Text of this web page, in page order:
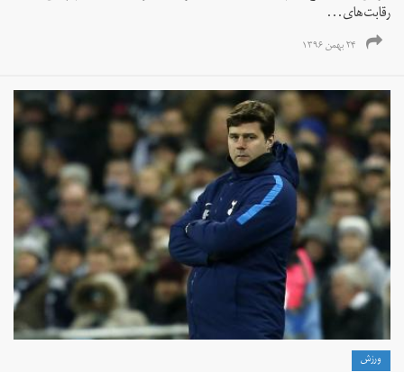
رقابت‌های...
۲۴ بهمن ۱۳۹۶
ورزش